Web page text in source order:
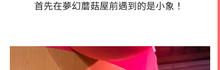
首先在夢幻蘑菇屋前遇到的是小象！